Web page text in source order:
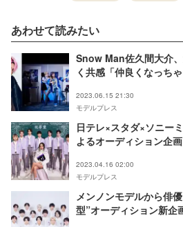
あわせて読みたい
Snow Man佐久間大介
く共感「仲良くなっちゃ
2023.06.15 21:30
モデルプレス
日テレ×スタダ×ソニー
よるオーディション企
2023.04.16 02:00
モデルプレス
メンノンモデルから俳
型”オーディション新企